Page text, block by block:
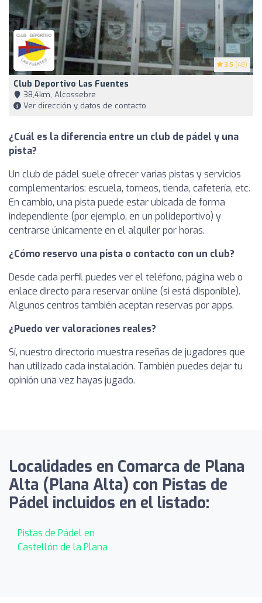
3.5 (48)
Club Deportivo Las Fuentes
38,4km, Alcossebre
Ver dirección y datos de contacto
¿Cuál es la diferencia entre un club de pádel y una
pista?
Un club de pádel suele ofrecer varias pistas y servicios
complementarios: escuela, torneos, tienda, cafetería, etc.
En cambio, una pista puede estar ubicada de forma
independiente (por ejemplo, en un polideportivo) y
centrarse únicamente en el alquiler por horas.
¿Cómo reservo una pista o contacto con un club?
Desde cada perfil puedes ver el teléfono, página web o
enlace directo para reservar online (si está disponible).
Algunos centros también aceptan reservas por apps.
¿Puedo ver valoraciones reales?
Sí, nuestro directorio muestra reseñas de jugadores que
han utilizado cada instalación. También puedes dejar tu
opinión una vez hayas jugado.
Localidades en Comarca de Plana
Alta (Plana Alta) con Pistas de
Pádel incluidos en el listado:
Pistas de Pádel en
Castellón de la Plana